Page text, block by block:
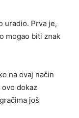
uradio. Prva je,
mogao biti znak
na ovaj način
dokaz
još